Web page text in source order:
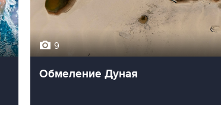
9
Обмеление Дуная